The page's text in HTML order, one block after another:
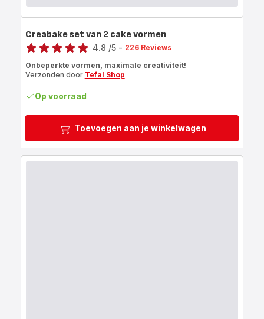
Toevoegen aan je winkelwagen
Creabake set van 2 cake vormen
Score
4.8 /5 - 226 Reviews
Onbeperkte vormen, maximale creativiteit!
Verzonden door Tefal Shop
Op voorraad